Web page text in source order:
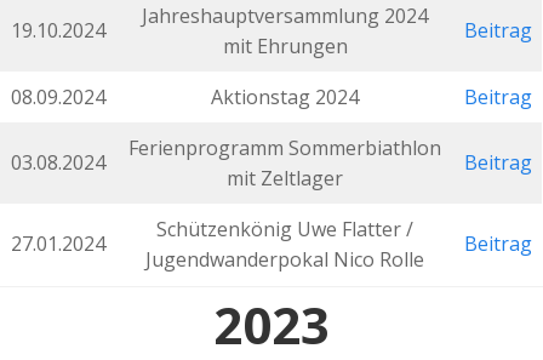
19.10.2024
Jahreshauptversammlung 2024
mit Ehrungen
Beitrag
08.09.2024 Aktionstag 2024 Beitrag
03.08.2024
Ferienprogramm Sommerbiathlon
mit Zeltlager
Beitrag
27.01.2024
Schützenkönig Uwe Flatter /
Jugendwanderpokal Nico Rolle
Beitrag
2023